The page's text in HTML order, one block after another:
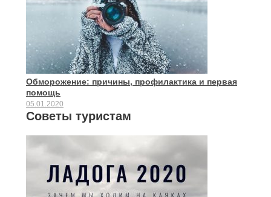
Обморожение: причины, профилактика и первая
помощь
05.01.2020
Советы туристам